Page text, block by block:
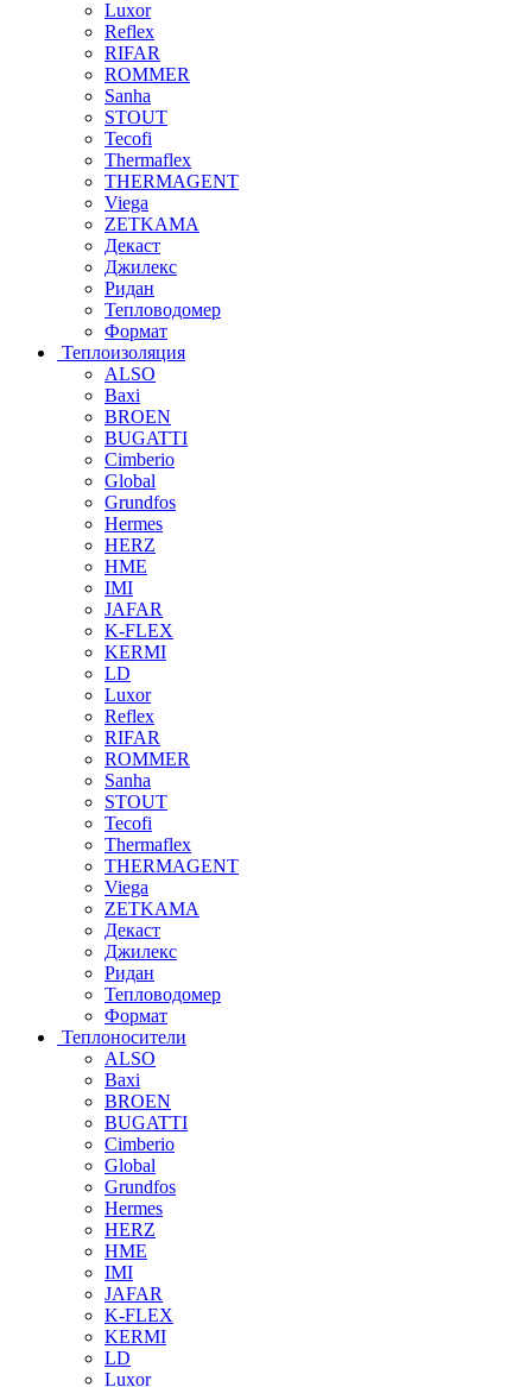
Luxor
Reflex
RIFAR
ROMMER
Sanha
STOUT
Tecofi
Thermaflex
THERMAGENT
Viega
ZETKAMA
Декаст
Джилекс
Ридан
Тепловодомер
Формат
Теплоизоляция
ALSO
Baxi
BROEN
BUGATTI
Cimberio
Global
Grundfos
Hermes
HERZ
HME
IMI
JAFAR
K-FLEX
KERMI
LD
Luxor
Reflex
RIFAR
ROMMER
Sanha
STOUT
Tecofi
Thermaflex
THERMAGENT
Viega
ZETKAMA
Декаст
Джилекс
Ридан
Тепловодомер
Формат
Теплоносители
ALSO
Baxi
BROEN
BUGATTI
Cimberio
Global
Grundfos
Hermes
HERZ
HME
IMI
JAFAR
K-FLEX
KERMI
LD
Luxor